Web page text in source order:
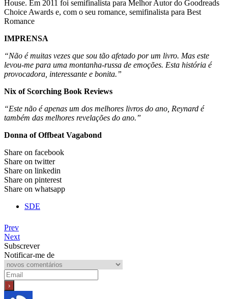
House. Em 2011 foi semifinalista para Melhor Autor do Goodreads
Choice Awards e, com o seu romance, semifinalista para Best
Romance
IMPRENSA
“Não é muitas vezes que sou tão afetado por um livro. Mas este
levou-me para uma montanha-russa de emoções. Esta história é
provocadora, interessante e bonita.”
Nix of Scorching Book Reviews
“Este não é apenas um dos melhores livros do ano, Reynard é
também das melhores revelações do ano.”
Donna of Offbeat Vagabond
Share on facebook
Share on twitter
Share on linkedin
Share on pinterest
Share on whatsapp
SDE
Prev
Next
Subscrever
Notificar-me de